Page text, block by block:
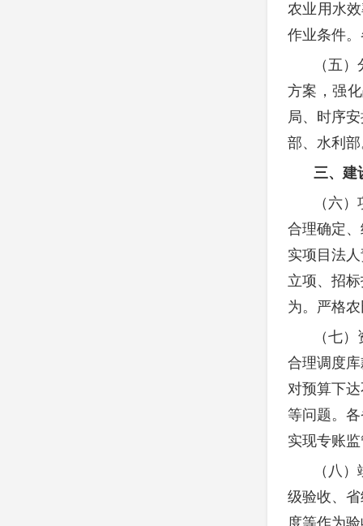
农业用水
作业条件
（五
方案，强
局、时序
部、水利
三、建
（六
合理确定
实项目法
立项、招
为。严格
（七
合理调度
对预算下
等问题。
实现专账
（八
级验收、
度等作为